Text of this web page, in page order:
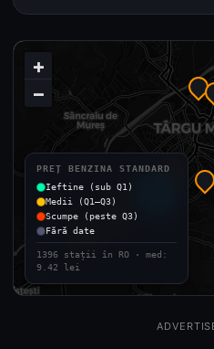
+
−
PREȚ BENZINA STANDARD
Ieftine (sub Q1)
Medii (Q1–Q3)
Scumpe (peste Q3)
Fără date
1396 stații în RO · med:
9.42 lei